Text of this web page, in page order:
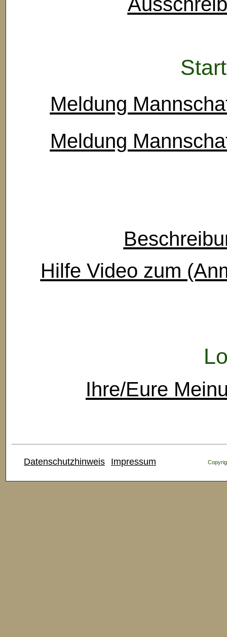
Meldung
Meldung
Hilfe Video zum
Ihre/Eure
Datenschutzhinweis Impressum